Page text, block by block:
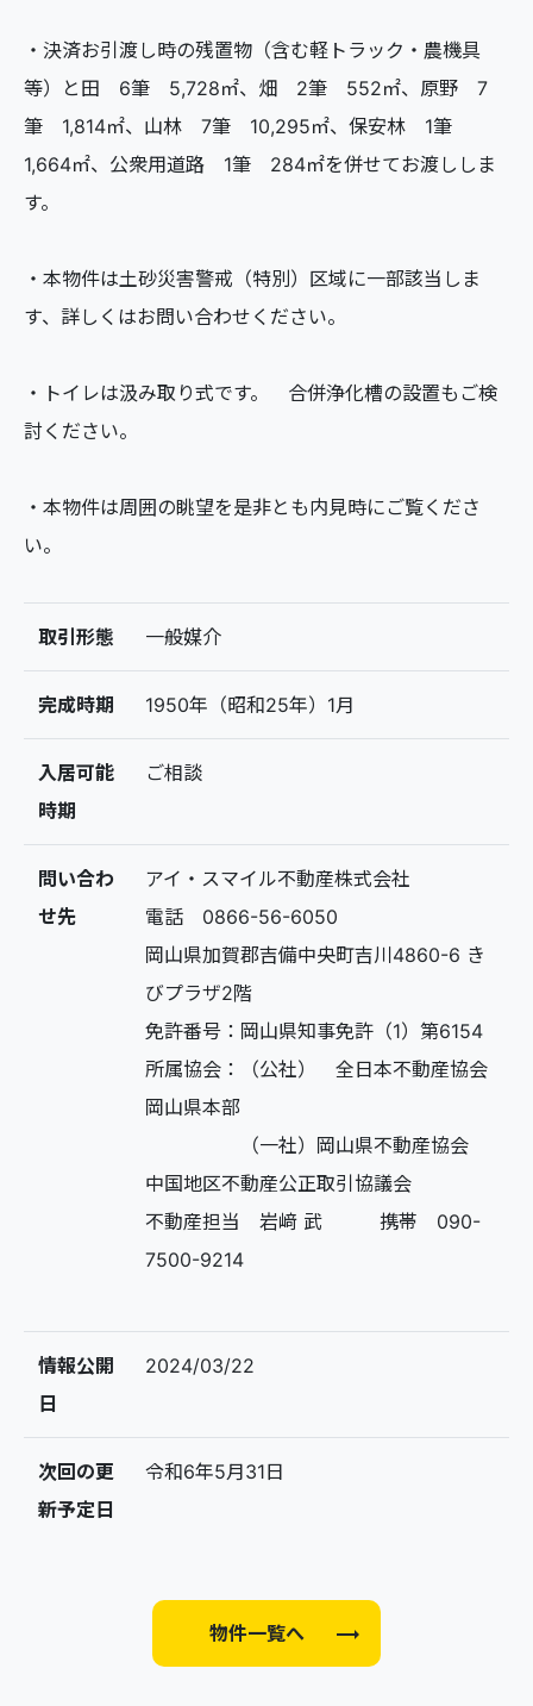
・決済お引渡し時の残置物（含む軽トラック・農機具
等）と田 6筆 5,728㎡、畑 2筆 552㎡、原野 7
筆 1,814㎡、山林 7筆 10,295㎡、保安林 1筆
1,664㎡、公衆用道路 1筆 284㎡を併せてお渡ししま
す。
・本物件は土砂災害警戒（特別）区域に一部該当しま
す、詳しくはお問い合わせください。
・トイレは汲み取り式です。 合併浄化槽の設置もご検
討ください。
・本物件は周囲の眺望を是非とも内見時にご覧くださ
い。
取引形態 一般媒介
完成時期 1950年（昭和25年）1月
入居可能
時期
ご相談
問い合わ
せ先
アイ・スマイル不動産株式会社
電話 0866-56-6050
岡山県加賀郡吉備中央町吉川4860-6 き
びプラザ2階
免許番号：岡山県知事免許（1）第6154
所属協会：（公社） 全日本不動産協会
岡山県本部
（一社）岡山県不動産協会
中国地区不動産公正取引協議会
不動産担当 岩﨑 武 携帯 090-
7500-9214
情報公開
日
2024/03/22
次回の更
新予定日
令和6年5月31日
物件一覧へ trending_flat